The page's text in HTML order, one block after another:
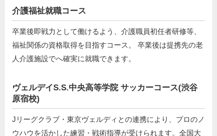
介護福祉就職コース
卒業後即戦力として働けるよう、介護職員初任者研修等、
福祉関係の資格取得を目指すコース。 卒業後は提携先の老
人介護施設でへ確実に就職できます。
ヴェルデイS.S.中央高等学院 サッカーコース(渋谷
原宿校)
Jリーグクラブ・東京ヴェルディとの連携により、プロのノ
ウハウを活かした練習・戦術指導が受けられます。全国大